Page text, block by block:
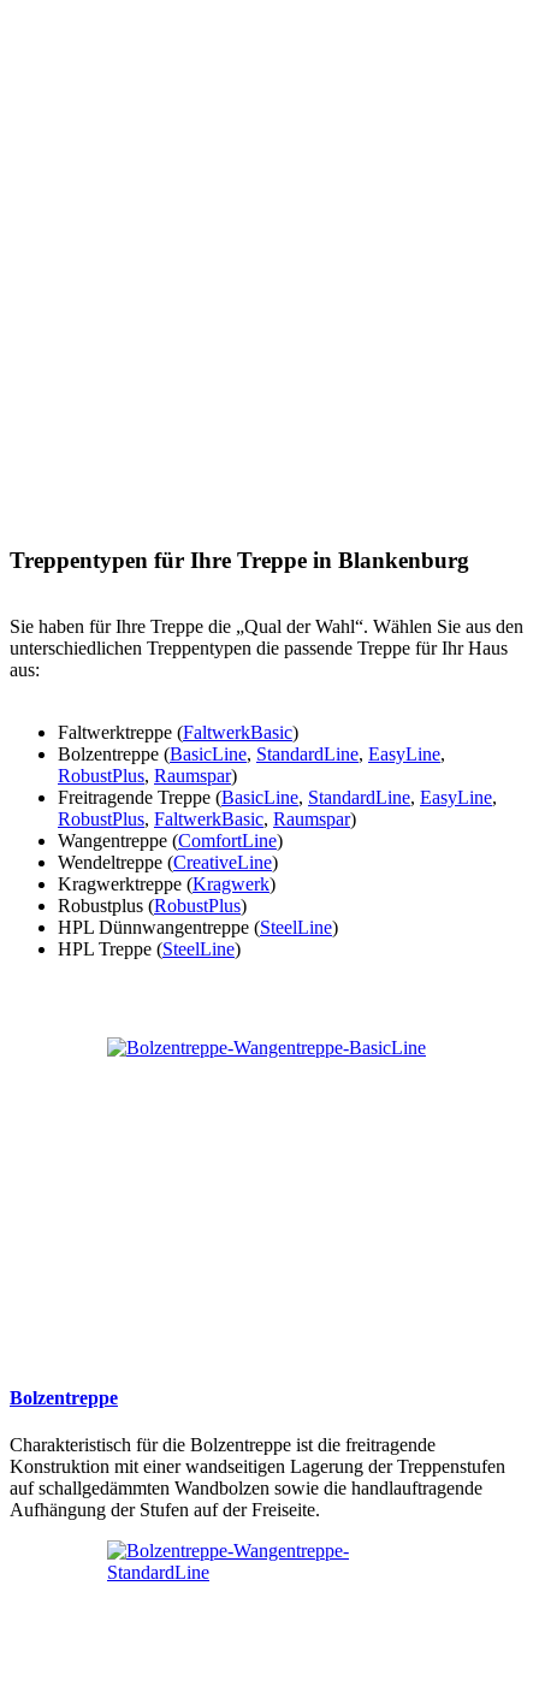
Treppentypen für Ihre Treppe in Blankenburg
Sie haben für Ihre Treppe die „Qual der Wahl“. Wählen Sie aus den
unterschiedlichen Treppentypen die passende Treppe für Ihr Haus
aus:
Faltwerktreppe (FaltwerkBasic)
Bolzentreppe (BasicLine, StandardLine, EasyLine,
RobustPlus, Raumspar)
Freitragende Treppe (BasicLine, StandardLine, EasyLine,
RobustPlus, FaltwerkBasic, Raumspar)
Wangentreppe (ComfortLine)
Wendeltreppe (CreativeLine)
Kragwerktreppe (Kragwerk)
Robustplus (RobustPlus)
HPL Dünnwangentreppe (SteelLine)
HPL Treppe (SteelLine)
Bolzentreppe
Charakteristisch für die Bolzentreppe ist die freitragende
Konstruktion mit einer wandseitigen Lagerung der Treppenstufen
auf schallgedämmten Wandbolzen sowie die handlauftragende
Aufhängung der Stufen auf der Freiseite.